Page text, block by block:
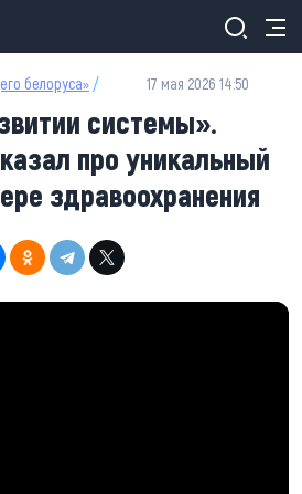
белоруса» / 17 мая 2026 14:50
системы».
про уникальный
здравоохранения